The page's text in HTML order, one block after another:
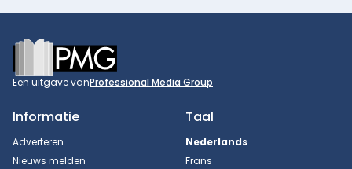
Footer
Een uitgave vanProfessional Media Group
Informatie
Adverteren
Nieuws melden
Taal
Nederlands
Frans